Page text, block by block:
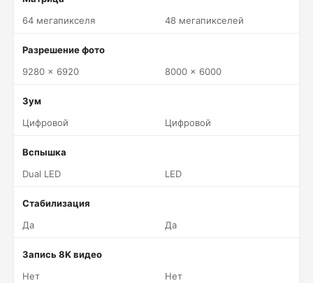
64 мегапикселя
48 мегапикселей
Разрешение фото
9280 x 6920
8000 x 6000
Зум
Цифровой
Цифровой
Вспышка
Dual LED
LED
Стабилизация
Да
Да
Запись 8K видео
Нет
Нет